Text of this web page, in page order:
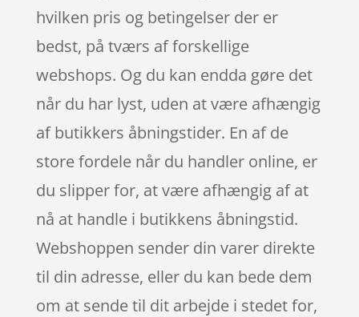
hvilken pris og betingelser der er
bedst, på tværs af forskellige
webshops. Og du kan endda gøre det
når du har lyst, uden at være afhængig
af butikkers åbningstider. En af de
store fordele når du handler online, er
du slipper for, at være afhængig af at
nå at handle i butikkens åbningstid.
Webshoppen sender din varer direkte
til din adresse, eller du kan bede dem
om at sende til dit arbejde i stedet for,